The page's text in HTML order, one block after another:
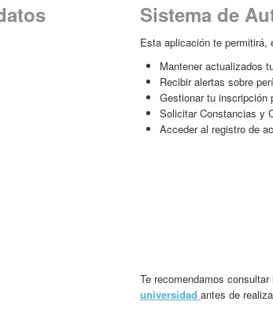
Sistema de
Esta aplicación te permitirá,
Mantener actualizados
Recibir alertas sobre
Gestionar tu inscripción
Solicitar Constancias y
Acceder al registro de
Te recomendamos
universidad antes de